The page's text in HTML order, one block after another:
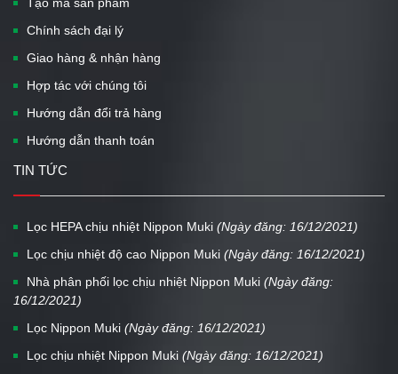
Chính sách đại lý
Giao hàng & nhận hàng
Hợp tác với chúng tôi
Hướng dẫn đổi trả hàng
Hướng dẫn thanh toán
TIN TỨC
Lọc HEPA chịu nhiệt Nippon Muki (Ngày đăng: 16/12/2021)
Lọc chịu nhiệt độ cao Nippon Muki (Ngày đăng: 16/12/2021)
Nhà phân phối lọc chịu nhiệt Nippon Muki (Ngày đăng:
16/12/2021)
Lọc Nippon Muki (Ngày đăng: 16/12/2021)
Lọc chịu nhiệt Nippon Muki (Ngày đăng: 16/12/2021)